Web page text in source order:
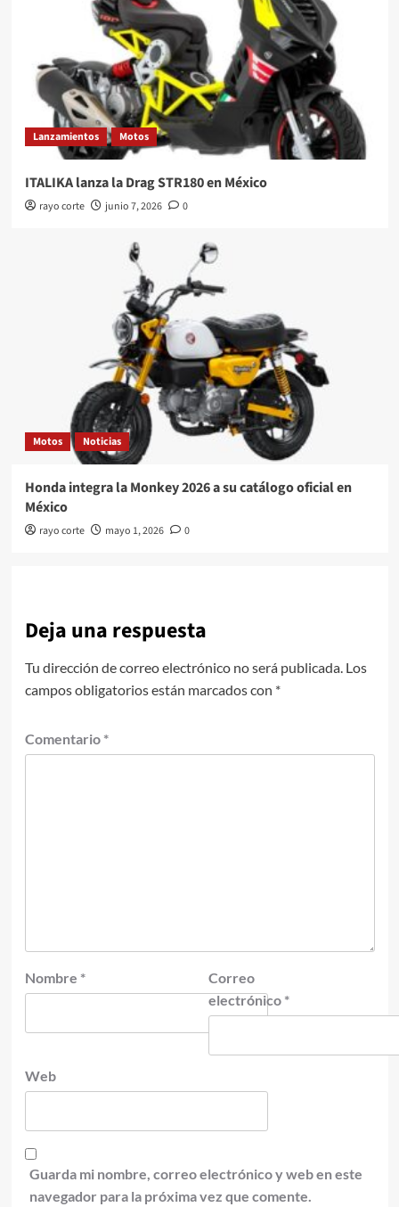
Lanzamientos Motos
ITALIKA lanza la Drag STR180 en México
rayo corte junio 7, 2026 0
Motos Noticias
Honda integra la Monkey 2026 a su catálogo oficial en
México
rayo corte mayo 1, 2026 0
Deja una respuesta
Tu dirección de correo electrónico no será publicada. Los
campos obligatorios están marcados con *
Comentario *
Nombre *
Correo
electrónico *
Web
Guarda mi nombre, correo electrónico y web en este
navegador para la próxima vez que comente.